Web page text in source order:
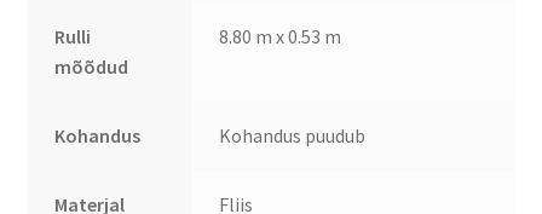
Rulli
mõõdud
8.80 m x 0.53 m
Kohandus Kohandus puudub
Materjal Fliis